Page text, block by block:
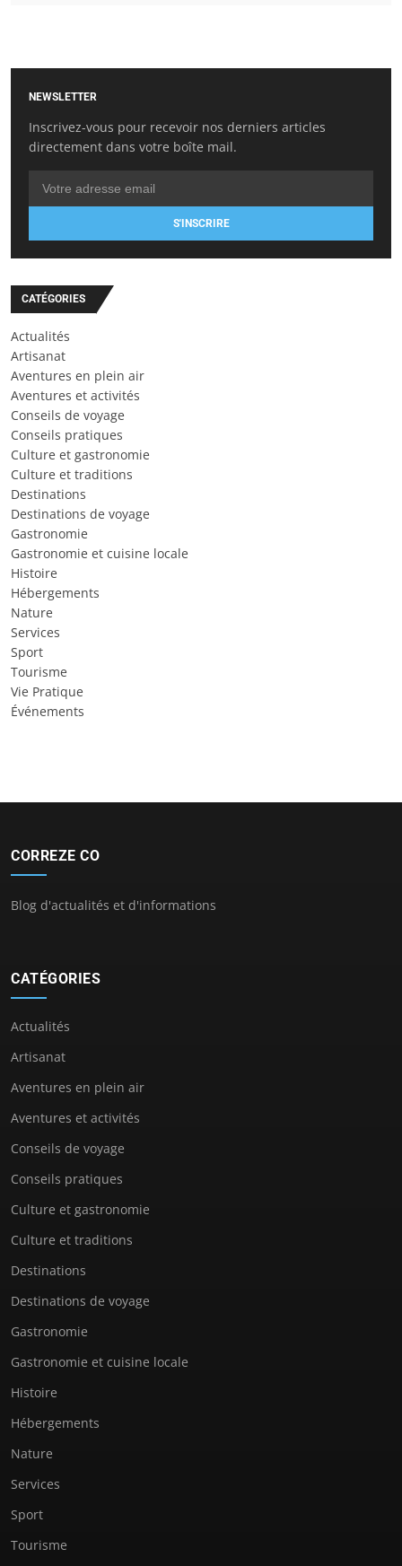
NEWSLETTER
Inscrivez-vous pour recevoir nos derniers articles
directement dans votre boîte mail.
S'INSCRIRE
CATÉGORIES
Actualités
Artisanat
Aventures en plein air
Aventures et activités
Conseils de voyage
Conseils pratiques
Culture et gastronomie
Culture et traditions
Destinations
Destinations de voyage
Gastronomie
Gastronomie et cuisine locale
Histoire
Hébergements
Nature
Services
Sport
Tourisme
Vie Pratique
Événements
CORREZE CO
Blog d'actualités et d'informations
CATÉGORIES
Actualités
Artisanat
Aventures en plein air
Aventures et activités
Conseils de voyage
Conseils pratiques
Culture et gastronomie
Culture et traditions
Destinations
Destinations de voyage
Gastronomie
Gastronomie et cuisine locale
Histoire
Hébergements
Nature
Services
Sport
Tourisme